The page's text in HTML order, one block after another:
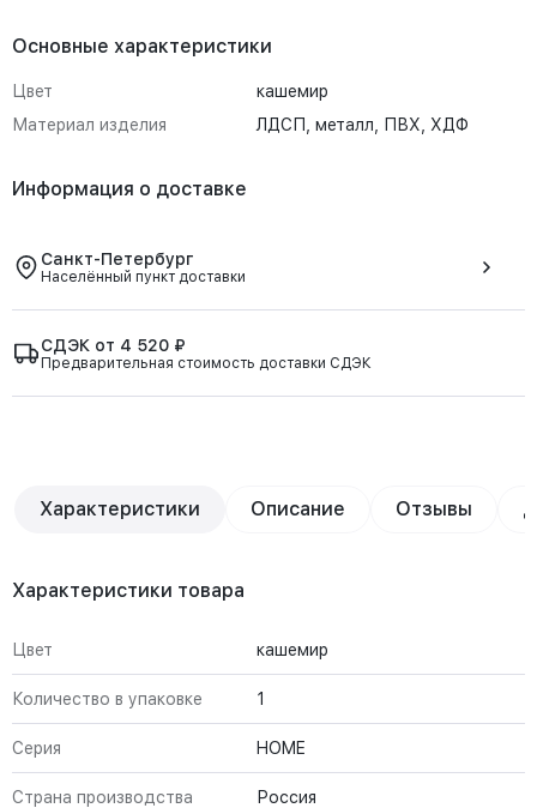
Основные характеристики
Цвет
кашемир
Материал изделия
ЛДСП, металл, ПВХ, ХДФ
Информация о доставке
Санкт-Петербург
Населённый пункт доставки
СДЭК от 4 520 ₽
Предварительная стоимость доставки СДЭК
Характеристики Описание Отзывы
Характеристики товара
Цвет кашемир
Количество в упаковке 1
Серия HOME
Страна производства Россия